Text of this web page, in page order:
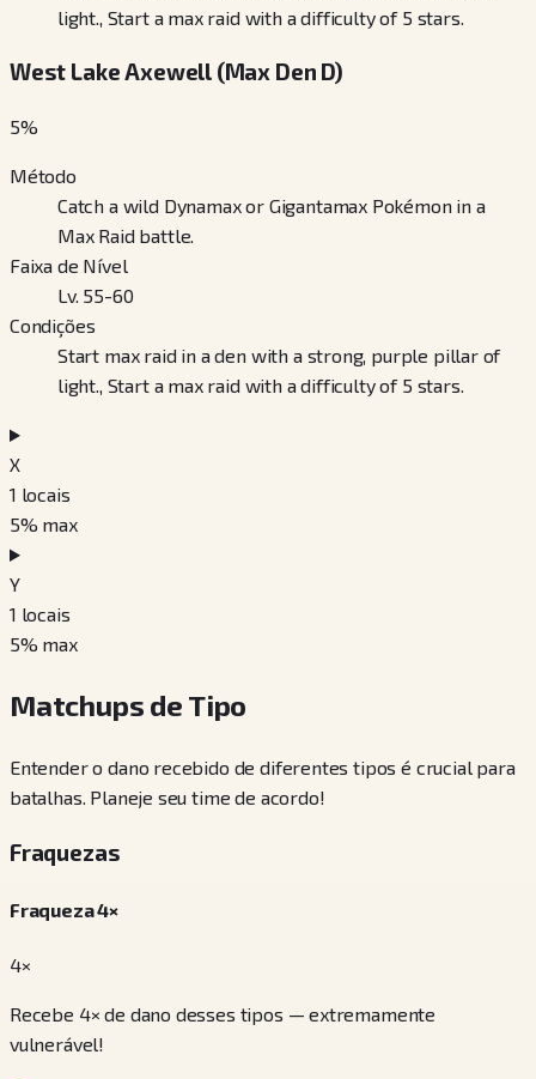
light., Start a max raid with a difficulty of 5 stars.
West Lake Axewell (Max Den D)
5%
Método
Catch a wild Dynamax or Gigantamax Pokémon in a
Max Raid battle.
Faixa de Nível
Lv. 55-60
Condições
Start max raid in a den with a strong, purple pillar of
light., Start a max raid with a difficulty of 5 stars.
X
1 locais
5% max
Y
1 locais
5% max
Matchups de Tipo
Entender o dano recebido de diferentes tipos é crucial para
batalhas. Planeje seu time de acordo!
Fraquezas
Fraqueza 4×
4×
Recebe 4× de dano desses tipos — extremamente
vulnerável!